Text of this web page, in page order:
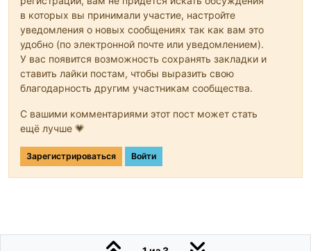
в которых вы принимали участие, настройте
уведомления о новых сообщениях так как вам это
удобно (по электронной почте или уведомлением).
У вас появится возможность сохранять закладки и
ставить лайки постам, чтобы выразить свою
благодарность другим участникам сообщества.
С вашими комментариями этот пост может стать
ещё лучше 💗
Зарегистрироваться Войти